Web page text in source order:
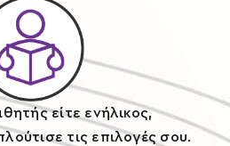
είτε ενήλικος,
τις επιλογές σου.